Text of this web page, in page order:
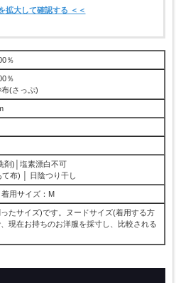
拡大して確認する ＜＜
％
％
布(さっぷ)
剤)│塩素漂白不可
布) │ 日陰つり干し
用サイズ：M
たサイズ)です。ヌードサイズ(着用する方
現在お持ちのお洋服を採寸し、比較される